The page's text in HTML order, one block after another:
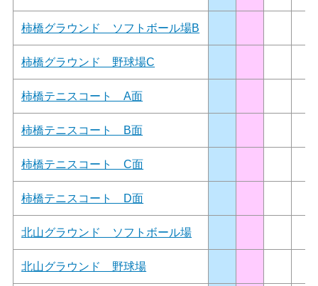
柿橋グラウンド ソフトボール場B
柿橋グラウンド 野球場C
柿橋テニスコート A面
柿橋テニスコート B面
柿橋テニスコート C面
柿橋テニスコート D面
北山グラウンド ソフトボール場
北山グラウンド 野球場